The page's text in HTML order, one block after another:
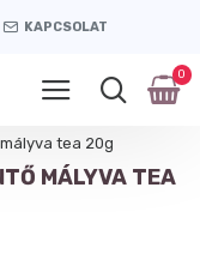
KAPCSOLAT
0
tea 20g
MÁLYVA TEA